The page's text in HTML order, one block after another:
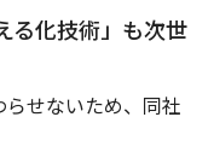
る化技術」も次世
せないため、同社